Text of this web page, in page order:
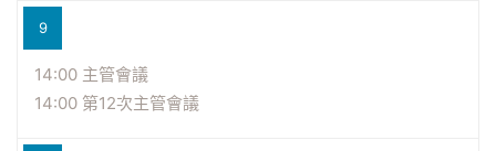
9
14:00 主管會議
14:00 第12次主管會議